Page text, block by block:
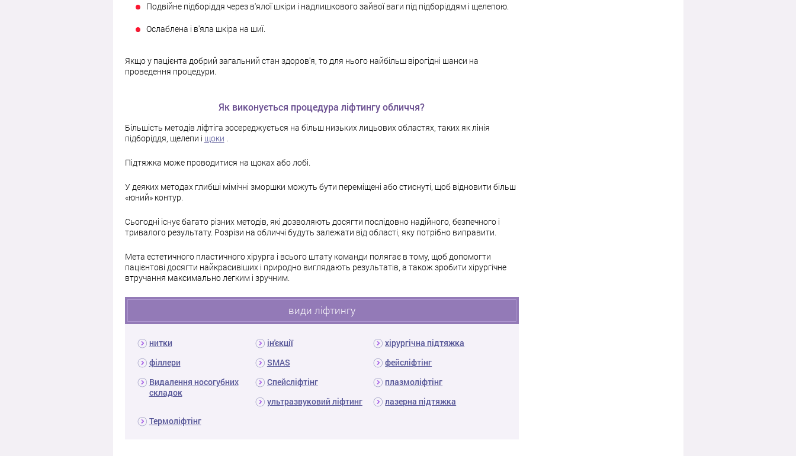
Подвійне підборіддя через в'ялої шкіри і надлишкового зайвої ваги під підборіддям і щелепою.
Ослаблена і в'яла шкіра на шиї.
Якщо у пацієнта добрий загальний стан здоров'я, то для нього найбільш вірогідні шанси на
проведення процедури.
Як виконується процедура ліфтингу обличчя?
Більшість методів ліфтіга зосереджується на більш низьких лицьових областях, таких як лінія
підборіддя, щелепи і щоки .
Підтяжка може проводитися на щоках або лобі.
У деяких методах глибші мімічні зморшки можуть бути переміщені або стиснуті, щоб відновити більш
«юний» контур.
Сьогодні існує багато різних методів, які дозволяють досягти послідовно надійного, безпечного і
тривалого результату. Розрізи на обличчі будуть залежати від області, яку потрібно виправити.
Мета естетичного пластичного хірурга і всього штату команди полягає в тому, щоб допомогти
пацієнтові досягти найкрасивіших і природно виглядають результатів, а також зробити хірургічне
втручання максимально легким і зручним.
види ліфтингу
нитки ін'єкції
хірургічна підтяжка
філлери
SMAS
фейсліфтінг
Видалення носогубних
складок
Спейсліфтінг
плазмоліфтінг
ультразвуковий ліфтинг
лазерна підтяжка
Термоліфтінг